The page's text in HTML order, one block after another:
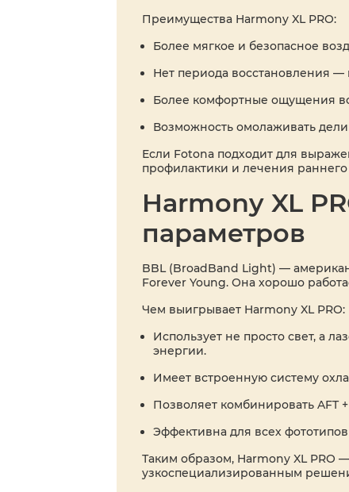
Преимущества Harmony XL PRO:
Более мягкое и безопасное
Нет периода восстановления
Более комфортные ощущения
Возможность омолаживать
Если Fotona подходит для
профилактики и лечения
Harmony XL
параметров
BBL (BroadBand Light) —
Forever Young. Она хорошо
Чем выигрывает Harmony XL PRO:
Использует не просто свет, а
энергии.
Имеет встроенную систему
Позволяет комбинировать AFT
Эффективна для всех
Таким образом, Harmony XL PRO
узкоспециализированным